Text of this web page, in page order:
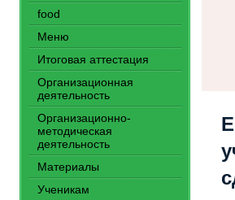
food
Меню
Итоговая аттестация
Организационная
деятельность
Организационно-
методическая
деятельность
Материалы
Ученикам